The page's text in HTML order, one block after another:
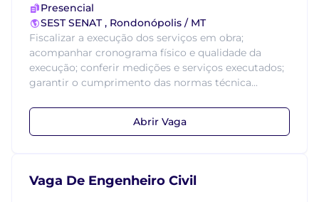
Presencial
SEST SENAT , Rondonópolis / MT
Fiscalizar a execução dos serviços em obra;
acompanhar cronograma físico e qualidade da
execução; conferir medições e serviços executados;
garantir o cumprimento das normas técnica...
Abrir Vaga
Vaga De Engenheiro Civil